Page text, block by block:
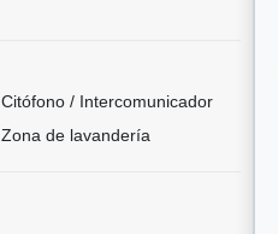
Citófono / Intercomunicador
Zona de lavandería